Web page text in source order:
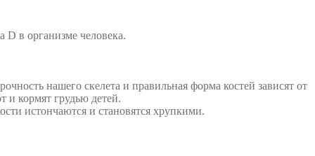
D в организме человека.
нашего скелета и правильная форма костей зависят от
кормят грудью детей.
истончаются и становятся хрупкими.